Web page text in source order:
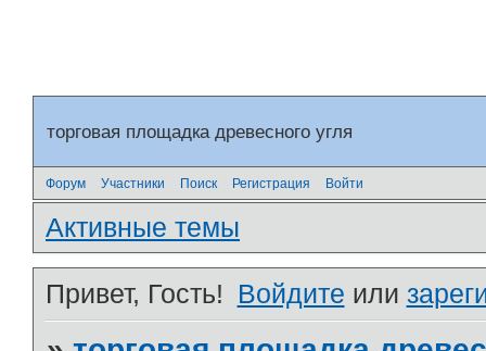
торговая площадка древесного угля
Форум Участники Поиск Регистрация Войти
Активные темы
Привет, Гость! Войдите или